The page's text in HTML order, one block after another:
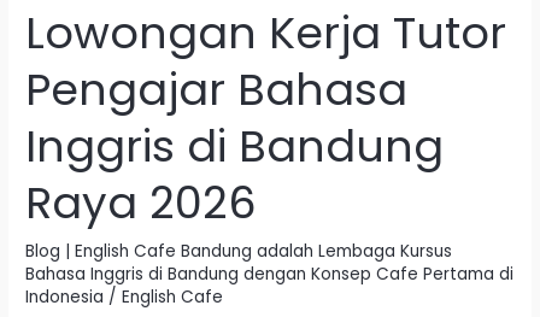
Lowongan Kerja Tutor
Pengajar Bahasa
Inggris di Bandung
Raya 2026
Blog | English Cafe Bandung adalah Lembaga Kursus
Bahasa Inggris di Bandung dengan Konsep Cafe Pertama di
Indonesia /English Cafe